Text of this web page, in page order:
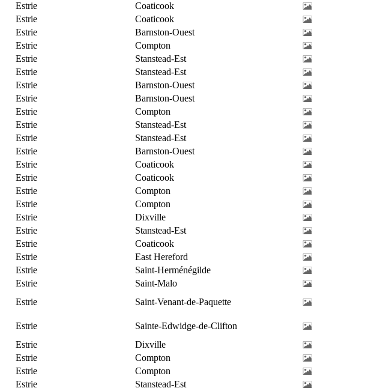
Estrie
Coaticook
Estrie
Coaticook
Estrie
Barnston-Ouest
Estrie
Compton
Estrie
Stanstead-Est
Estrie
Stanstead-Est
Estrie
Barnston-Ouest
Estrie
Barnston-Ouest
Estrie
Compton
Estrie
Stanstead-Est
Estrie
Stanstead-Est
Estrie
Barnston-Ouest
Estrie
Coaticook
Estrie
Coaticook
Estrie
Compton
Estrie
Compton
Estrie
Dixville
Estrie
Stanstead-Est
Estrie
Coaticook
Estrie
East Hereford
Estrie
Saint-Herménégilde
Estrie
Saint-Malo
Estrie Saint-Venant-de-Paquette
Estrie
Sainte-Edwidge-de-Clifton
Estrie
Dixville
Estrie
Compton
Estrie
Compton
Estrie Stanstead-Est